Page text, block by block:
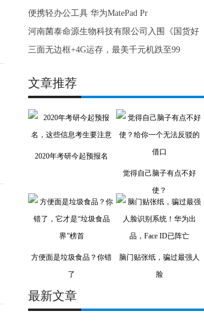
便携轻办公工具 华为MatePad Pr
河南菌泰命源生物科技有限公司入围《国货好
三面无边框+4G运存，最美千元机跌至99
文章推荐
2020年考研今起预报名
觉得自己脑子有点不好
使？
方便面是垃圾食品？你错
了
脑门贴张纸，骗过最强人
脸
最新文章